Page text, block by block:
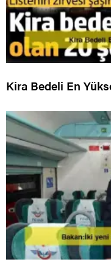
Kira Bedeli En